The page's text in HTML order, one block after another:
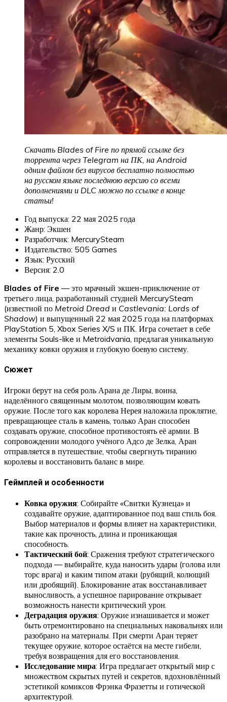
Скачать Blades of Fire по прямой ссылке без
торрента через Telegram на ПК, на Android
одним файлом без вирусов бесплатно полностью
на русском языке последнюю версию со всеми
дополнениями и DLC можно по ссылке в конце
статьи!
Год выпуска: 22 мая 2025 года
Жанр: Экшен
Разработчик: MercurySteam
Издательство: 505 Games
Язык: Русский
Версия: 2.0
Blades of Fire — это мрачный экшен-приключение от
третьего лица, разработанный студией MercurySteam
(известной по Metroid Dread и Castlevania: Lords of
Shadow) и выпущенный 22 мая 2025 года на платформах
PlayStation 5, Xbox Series X/S и ПК. Игра сочетает в себе
элементы Souls-like и Metroidvania, предлагая уникальную
механику ковки оружия и глубокую боевую систему.
Сюжет
Игроки берут на себя роль Арана де Лиры, воина,
наделённого священным молотом, позволяющим ковать
оружие. После того как королева Нерея наложила проклятие,
превращающее сталь в камень, только Аран способен
создавать оружие, способное противостоять её армии. В
сопровождении молодого учёного Адсо де Зелка, Аран
отправляется в путешествие, чтобы свергнуть тиранию
королевы и восстановить баланс в мире.
Геймплей и особенности
Ковка оружия: Собирайте «Свитки Кузнеца» и
создавайте оружие, адаптированное под ваш стиль боя.
Выбор материалов и формы влияет на характеристики,
такие как прочность, длина и проникающая
способность.
Тактический бой: Сражения требуют стратегического
подхода — выбирайте, куда наносить удары (голова или
торс врага) и каким типом атаки (рубящий, колющий
или дробящий). Блокирование атак восстанавливает
выносливость, а успешное парирование открывает
возможность нанести критический урон.
Деградация оружия: Оружие изнашивается и может
быть отремонтировано на специальных наковальнях или
разобрано на материалы. При смерти Аран теряет
текущее оружие, которое остаётся на месте гибели,
требуя возвращения для его восстановления.
Исследование мира: Игра предлагает открытый мир с
множеством скрытых путей и секретов, вдохновлённый
эстетикой комиксов Фрэнка Фразетты и готической
архитектурой.